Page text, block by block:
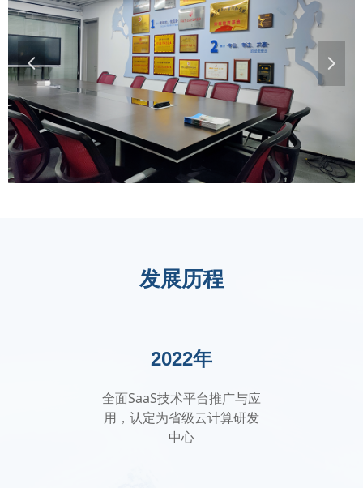
发展历程
全面SaaS技术平台推广与应
用，认定为省级云计算研发
中心
2022年
넳 넲